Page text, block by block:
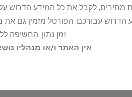
מחירים, לקבל את כל המידע הדרוש
הדרוש עבורכם. הפורטל מזמין גם
זמן נתון. החשיפה
אין האתר ו/או מנהליו